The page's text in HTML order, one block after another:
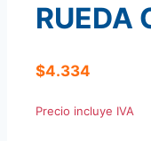
RUEDA
$4.334
Precio incluye IVA